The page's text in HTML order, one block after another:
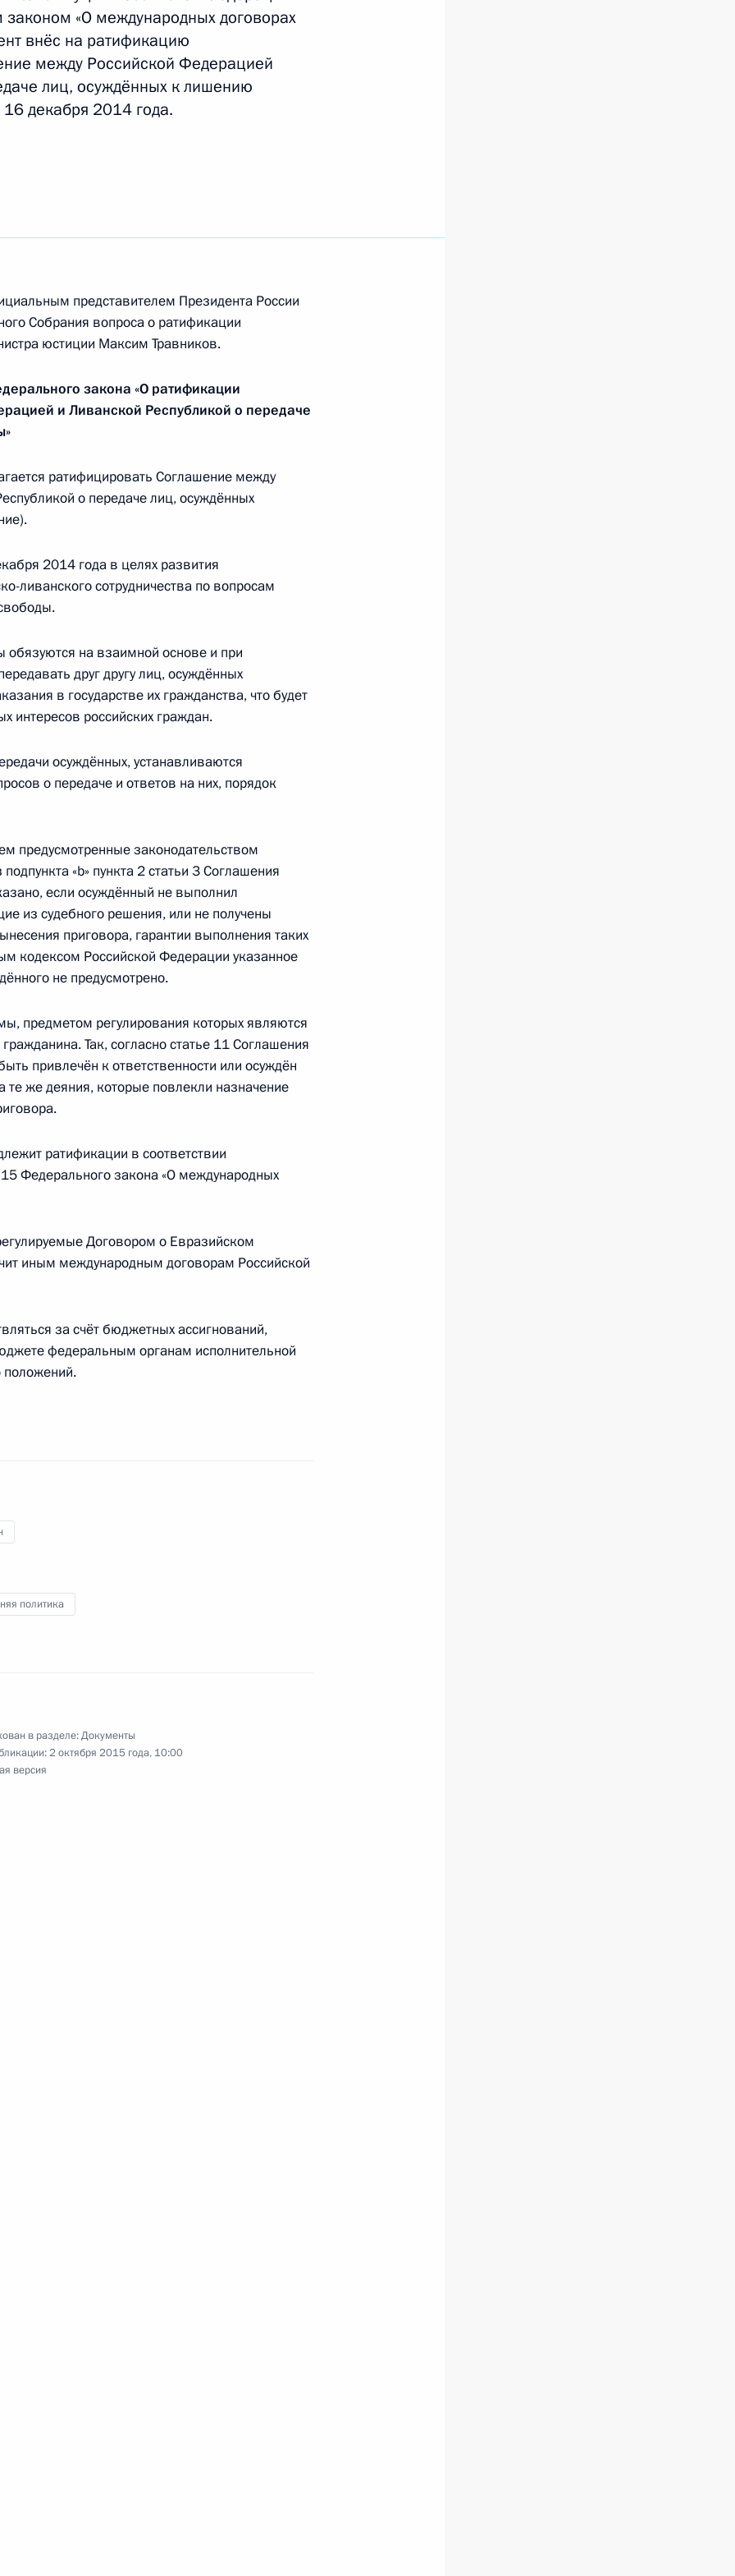
Пенсионного фонда за 2014 год
бюджета за 2014 год
конкуренции
культуре и спорте
заместителя руководителя
Независимых Государств
между Россией и Южной Осетией
между Россией и Аргентиной о выдаче
между Россией и Ливаном
свободы
полномочий Главы Республики Коми
«О международных договорах
внёс на ратификацию
между Российской Федерацией
лиц, осуждённых к лишению
декабря 2014 года.
представителем Президента России
Собрания вопроса о ратификации
юстиции Максим Травников.
закона «О ратификации
и Ливанской Республикой о передаче
ратифицировать Соглашение между
о передаче лиц, осуждённых
2014 года в целях развития
ливанского сотрудничества по вопросам
обязуются на взаимной основе и при
друг другу лиц, осуждённых
в государстве их гражданства, что будет
интересов российских граждан.
осуждённых, устанавливаются
о передаче и ответов на них, порядок
предусмотренные законодательством
«b» пункта 2 статьи 3 Соглашения
если осуждённый не выполнил
из судебного решения, или не получены
приговора, гарантии выполнения таких
кодексом Российской Федерации указанное
не предусмотрено.
предметом регулирования которых являются
Так, согласно статье 11 Соглашения
привлечён к ответственности или осуждён
те же деяния, которые повлекли назначение
ратификации в соответствии
15 Федерального закона «О международных
Договором о Евразийском
иным международным договорам Российской
за счёт бюджетных ассигнований,
федеральным органам исполнительной
положений.
политика
в разделе:Документы
2 октября 2015 года, 10:00
версия